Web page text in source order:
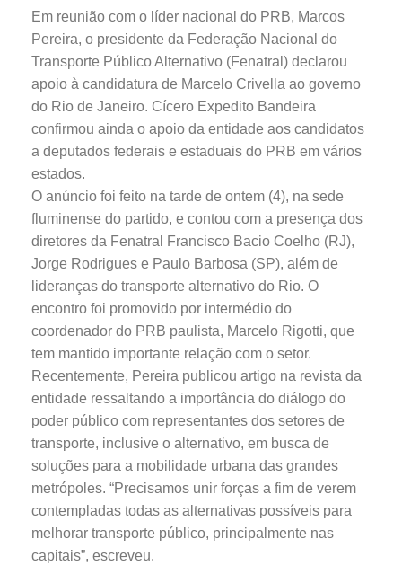
Em reunião com o líder nacional do PRB, Marcos
Pereira, o presidente da Federação Nacional do
Transporte Público Alternativo (Fenatral) declarou
apoio à candidatura de Marcelo Crivella ao governo
do Rio de Janeiro. Cícero Expedito Bandeira
confirmou ainda o apoio da entidade aos candidatos
a deputados federais e estaduais do PRB em vários
estados.
O anúncio foi feito na tarde de ontem (4), na sede
fluminense do partido, e contou com a presença dos
diretores da Fenatral Francisco Bacio Coelho (RJ),
Jorge Rodrigues e Paulo Barbosa (SP), além de
lideranças do transporte alternativo do Rio. O
encontro foi promovido por intermédio do
coordenador do PRB paulista, Marcelo Rigotti, que
tem mantido importante relação com o setor.
Recentemente, Pereira publicou artigo na revista da
entidade ressaltando a importância do diálogo do
poder público com representantes dos setores de
transporte, inclusive o alternativo, em busca de
soluções para a mobilidade urbana das grandes
metrópoles. “Precisamos unir forças a fim de verem
contempladas todas as alternativas possíveis para
melhorar transporte público, principalmente nas
capitais”, escreveu.